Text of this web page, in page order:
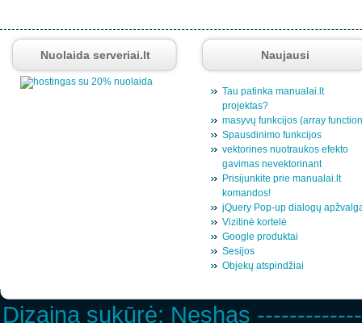
Nuolaida serveriai.lt Naujausi
Tau patinka manualai.lt
projektas?
masyvų funkcijos (array
Spausdinimo funkcijos
vektorines nuotraukos efekto
gavimas nevektorinant
Prisijunkite prie manualai.lt
komandos!
jQuery Pop-up dialogų
Vizitinė kortelė
Google produktai
Sesijos
Objekų atspindžiai
Dizainą sukūrė: Neshas